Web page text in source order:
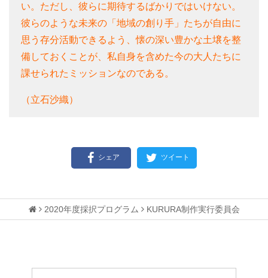
い。ただし、彼らに期待するばかりではいけない。
彼らのような未来の「地域の創り手」たちが自由に
思う存分活動できるよう、懐の深い豊かな土壌を整
備しておくことが、私自身を含めた今の大人たちに
課せられたミッションなのである。
（立石沙織）
シェア ツイート
2020年度採択プログラム KURURA制作実行委員会